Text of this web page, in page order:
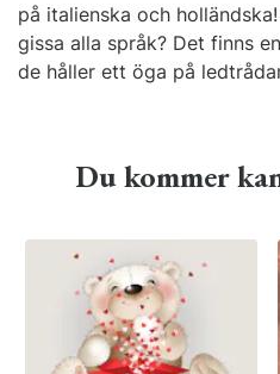
på italienska och
gissa alla språk? Det finns
de håller ett öga på
Du kommer